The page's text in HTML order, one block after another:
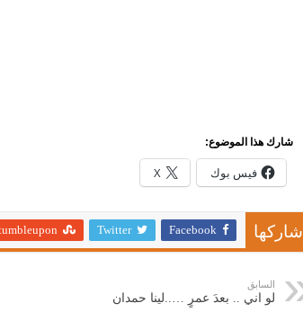
شارك هذا الموضوع:
فيس بوك X
شاركها Facebook
Twitter
السابق
لو اني .. بعدَ عمرٍ …..لينا حمدان